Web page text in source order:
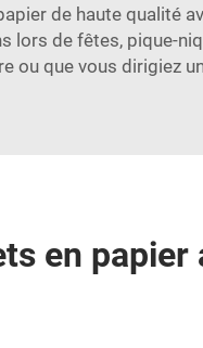
de haute qualité
lors de fêtes, pique-
ou que vous dirigiez
en